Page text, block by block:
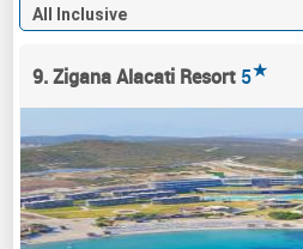
All Inclusive
9. Zigana Alacati Resort 5★